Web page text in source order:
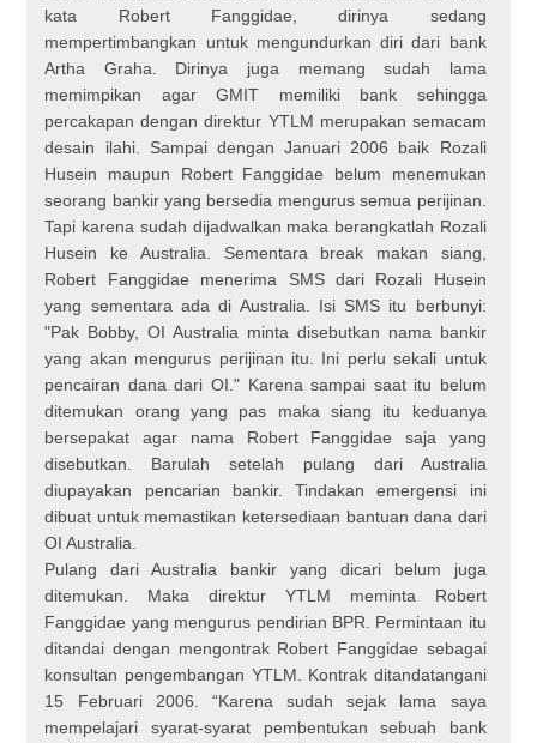
kata Robert Fanggidae, dirinya sedang
mempertimbangkan untuk mengundurkan diri dari bank
Artha Graha. Dirinya juga memang sudah lama
memimpikan agar GMIT memiliki bank sehingga
percakapan dengan direktur YTLM merupakan semacam
desain ilahi. Sampai dengan Januari 2006 baik Rozali
Husein maupun Robert Fanggidae belum menemukan
seorang bankir yang bersedia mengurus semua perijinan.
Tapi karena sudah dijadwalkan maka berangkatlah Rozali
Husein ke Australia. Sementara break makan siang,
Robert Fanggidae menerima SMS dari Rozali Husein
yang sementara ada di Australia. Isi SMS itu berbunyi:
"Pak Bobby, OI Australia minta disebutkan nama bankir
yang akan mengurus perijinan itu. Ini perlu sekali untuk
pencairan dana dari OI." Karena sampai saat itu belum
ditemukan orang yang pas maka siang itu keduanya
bersepakat agar nama Robert Fanggidae saja yang
disebutkan. Barulah setelah pulang dari Australia
diupayakan pencarian bankir. Tindakan emergensi ini
dibuat untuk memastikan ketersediaan bantuan dana dari
OI Australia.
Pulang dari Australia bankir yang dicari belum juga
ditemukan. Maka direktur YTLM meminta Robert
Fanggidae yang mengurus pendirian BPR. Permintaan itu
ditandai dengan mengontrak Robert Fanggidae sebagai
konsultan pengembangan YTLM. Kontrak ditandatangani
15 Februari 2006. “Karena sudah sejak lama saya
mempelajari syarat-syarat pembentukan sebuah bank